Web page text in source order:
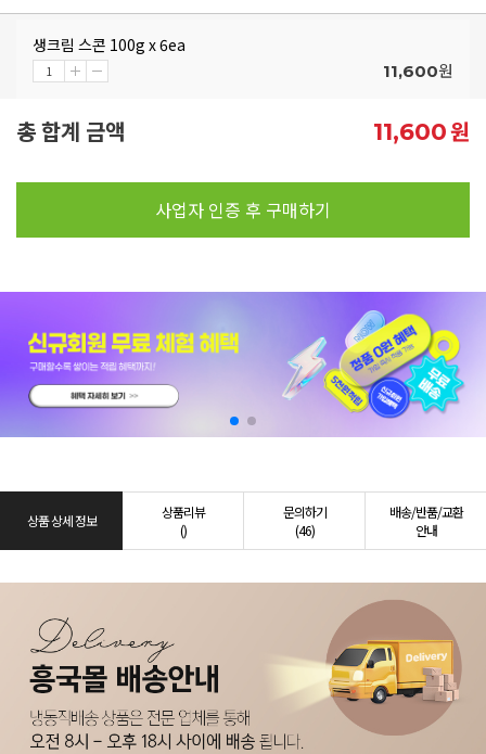
생크림 스콘 100g x 6ea
11,600원
총 합계 금액 11,600원
사업자 인증 후 구매하기
상품 상세 정보
상품리뷰
()
문의하기
(46)
배송/반품/교환
안내